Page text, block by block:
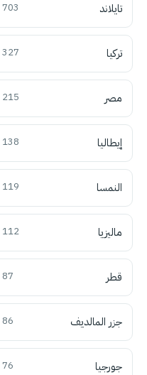
تايلاند 703
تركيا 327
مصر 215
إيطاليا 138
النمسا 119
ماليزيا 112
قطر 87
جزر المالديف 86
جورجيا 76